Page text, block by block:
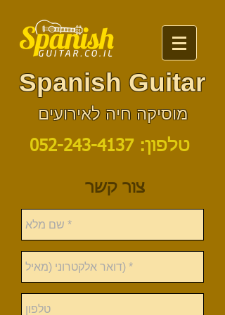
Spanish Guitar
מוסיקה חיה לאירועים
טלפון: 052-243-4137
צור קשר